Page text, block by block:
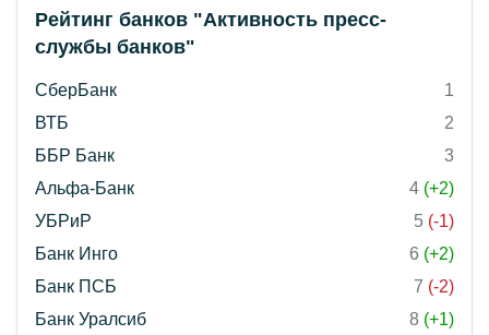
Рейтинг банков "Активность пресс-
службы банков"
СберБанк
1
ВТБ
2
ББР Банк
3
Альфа-Банк
4 (+2)
УБРиР
5 (-1)
Банк Инго
6 (+2)
Банк ПСБ
7 (-2)
Банк Уралсиб
8 (+1)